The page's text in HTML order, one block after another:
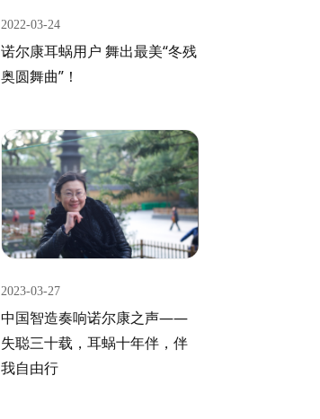
2022-03-24
诺尔康耳蜗用户 舞出最美“冬残
奥圆舞曲”！
2023-03-27
中国智造奏响诺尔康之声——
失聪三十载，耳蜗十年伴，伴
我自由行